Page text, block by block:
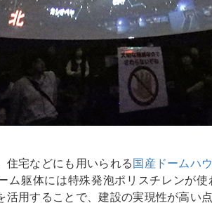
住宅などにも用いられる国産ドームハ
ム躯体には特殊発泡ポリスチレンが
活用することで、建設の実現性が高い